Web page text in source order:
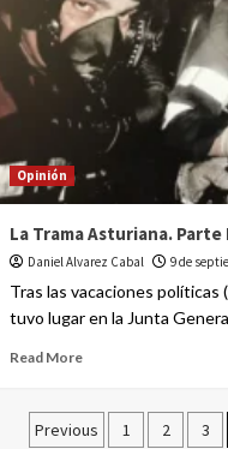
Opinión
La Trama Asturiana. Parte
Daniel Alvarez Cabal 9 de
Tras las vacaciones políticas
tuvo lugar en la Junta
Read More
Previous 1 2 3